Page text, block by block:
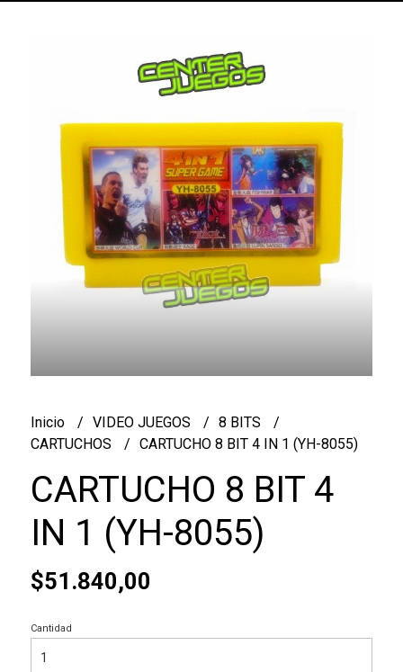
Inicio VIDEO JUEGOS
8 BITS
CARTUCHOS
CARTUCHO 8 BIT 4 IN 1 (YH-8055)
CARTUCHO 8 BIT 4
IN 1 (YH-8055)
$51.840,00
Cantidad